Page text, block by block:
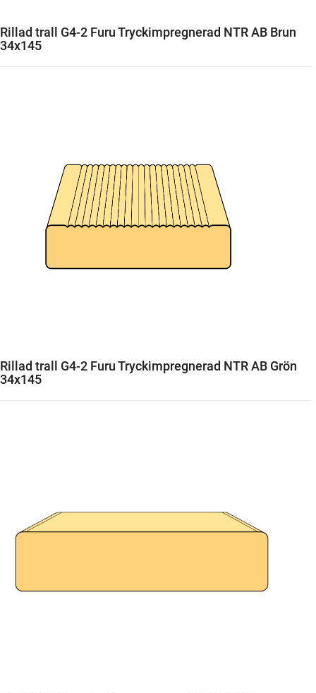
Rillad trall G4-2 Furu Tryckimpregnerad NTR AB Brun
34x145
Rillad trall G4-2 Furu Tryckimpregnerad NTR AB Grön
34x145